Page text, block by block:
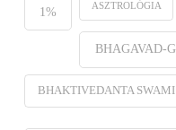
1% ASZTROLÓGIA
BHAGAVAD-
BHAKTIVEDANTA SWAMI